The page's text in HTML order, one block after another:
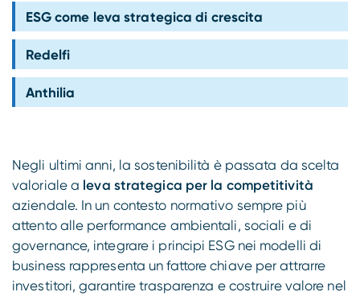
ESG come leva strategica di crescita
Redelfi
Anthilia
Negli ultimi anni, la sostenibilità è passata da scelta
valoriale a leva strategica per la competitività
aziendale. In un contesto normativo sempre più
attento alle performance ambientali, sociali e di
governance, integrare i principi ESG nei modelli di
business rappresenta un fattore chiave per attrarre
investitori, garantire trasparenza e costruire valore nel